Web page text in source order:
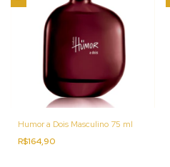
Humor a Dois Masculino 75 ml
R$164,90